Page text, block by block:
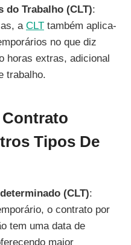
do Trabalho (CLT):
a CLT também aplica-
no que diz
horas extras, adicional
trabalho.
Tipos De
(CLT):
o contrato por
tem uma data de
maior